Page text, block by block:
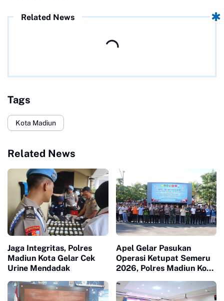
Related News
Tags
Kota Madiun
Related News
Jaga Integritas, Polres
Madiun Kota Gelar Cek
Urine Mendadak
Apel Gelar Pasukan
Operasi Ketupat Semeru
2026, Polres Madiun Kota
Mudik Lebaran